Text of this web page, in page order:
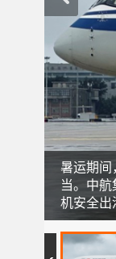
暑运期间
当。中
机安全出